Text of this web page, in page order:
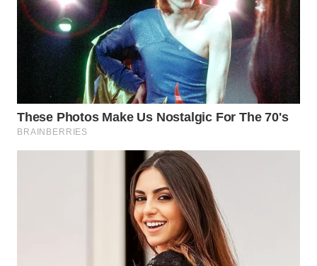
WAHANA
NEWS
WAHANA
TANI
WAHANA
ADVOKAT